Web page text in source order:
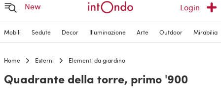
New Login
Mobili Sedute Decor Illuminazione Arte Outdoor Mirabilia
Home Esterni Elementi da giardino
Quadrante della torre, primo '900